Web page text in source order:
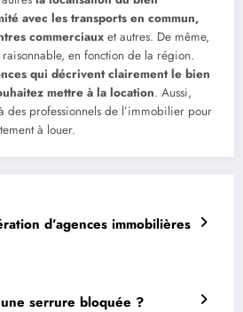
avec les transports en commun,
commerciaux et autres. De même,
en fonction de la région.
qui décrivent clairement le bien
mettre à la location. Aussi,
des professionnels de l’immobilier pour
à louer.
d’agences immobilières
serrure bloquée ?